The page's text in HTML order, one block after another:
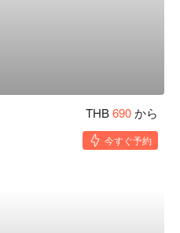
THB690から
今すぐ予約